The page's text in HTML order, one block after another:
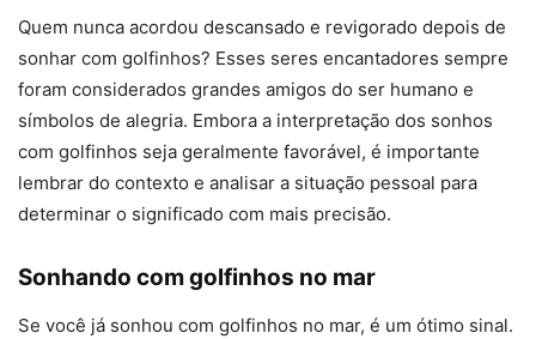
Quem nunca acordou descansado e revigorado depois de
sonhar com golfinhos? Esses seres encantadores sempre
foram considerados grandes amigos do ser humano e
símbolos de alegria. Embora a interpretação dos sonhos
com golfinhos seja geralmente favorável, é importante
lembrar do contexto e analisar a situação pessoal para
determinar o significado com mais precisão.
Sonhando com golfinhos no mar
Se você já sonhou com golfinhos no mar, é um ótimo sinal.